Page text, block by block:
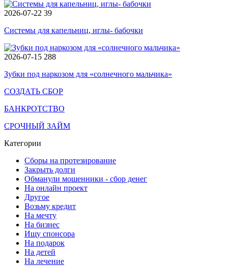
2026-07-22 39
Системы для капельниц, иглы- бабочки
2026-07-15 288
Зубки под наркозом для «солнечного мальчика»
СОЗДАТЬ СБОР
БАНКРОТСТВО
СРОЧНЫЙ ЗАЙМ
Категории
Сборы на протезирование
Закрыть долги
Обманули мошенники - сбор денег
На онлайн проект
Другое
Возьму кредит
На мечту
На бизнес
Ищу спонсора
На подарок
На детей
На лечение